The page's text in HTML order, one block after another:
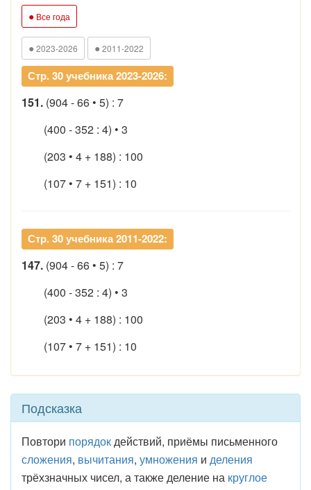
● Все года
● 2023-2026 ● 2011-2022
Стр. 30 учебника 2023-2026:
151. (904 - 66 • 5) : 7
(400 - 352 : 4) • 3
(203 • 4 + 188) : 100
(107 • 7 + 151) : 10
Стр. 30 учебника 2011-2022:
147. (904 - 66 • 5) : 7
(400 - 352 : 4) • 3
(203 • 4 + 188) : 100
(107 • 7 + 151) : 10
Подсказка
Повтори порядокдействий, приёмы письменного
сложения, вычитания, умножения и деления
трёхзначных чисел, а также деление на круглое